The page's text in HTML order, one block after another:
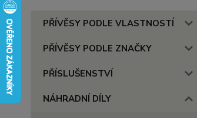
PŘÍVĚSY PODLE VLASTNOSTÍ
PŘÍVĚSY PODLE ZNAČKY
PŘÍSLUŠENSTVÍ
NÁHRADNÍ DÍLY